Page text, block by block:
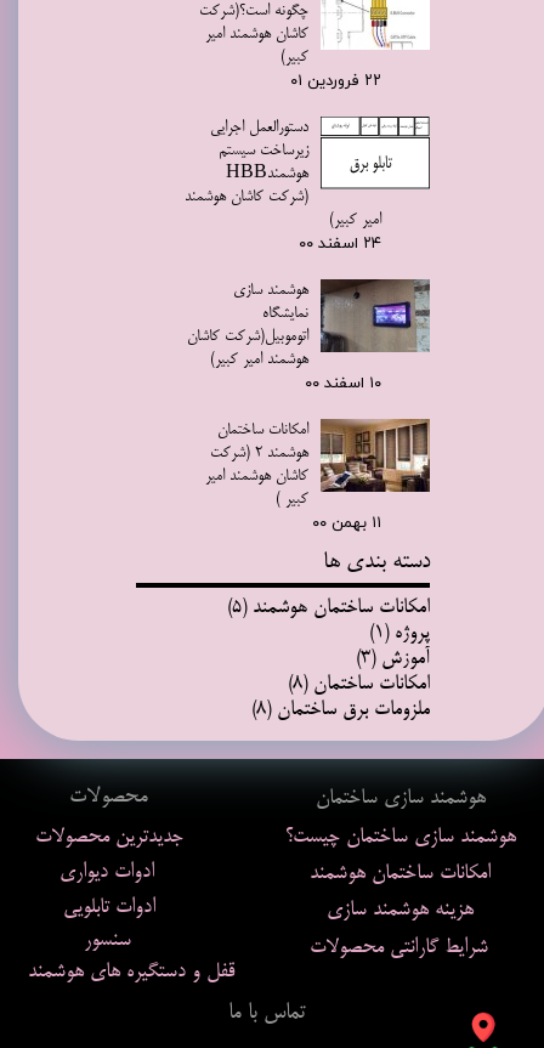
چگونه است؟(شرکت
کاشان هوشمند امیر
کبیر)
۲۲ فروردین ۰۱
دستورالعمل اجرايي
زيرساخت سيستم
هوشمندHBB
(شرکت کاشان هوشمند
امیر کبیر)
۲۴ اسفند ۰۰
هوشمند سازی
نمایشگاه
اتوموبیل(شرکت کاشان
هوشمند امیر کبیر)
۱۰ اسفند ۰۰
امکانات ساختمان
هوشمند 2 (شرکت
کاشان هوشمند امیر
کبیر )
۱۱ بهمن ۰۰
دسته بندی ها
امکانات ساختمان هوشمند (۵)
پروژه (۱)
آموزش (۳)
امکانات ساختمان (۸)
ملزومات برق ساختمان (۸)
تماس با ما
هوشمند سازی ساختمان محصولات
سنسور
ادوات دیواری
ادوات تابلویی
قفل و دستگیره های هوشمند
امکانات ساختمان هوشمند
هوشمند سازی ساختمان چیست؟
هزینه هوشمند سازی
شرایط گارانتی محصولات
جدیدترین محصولات